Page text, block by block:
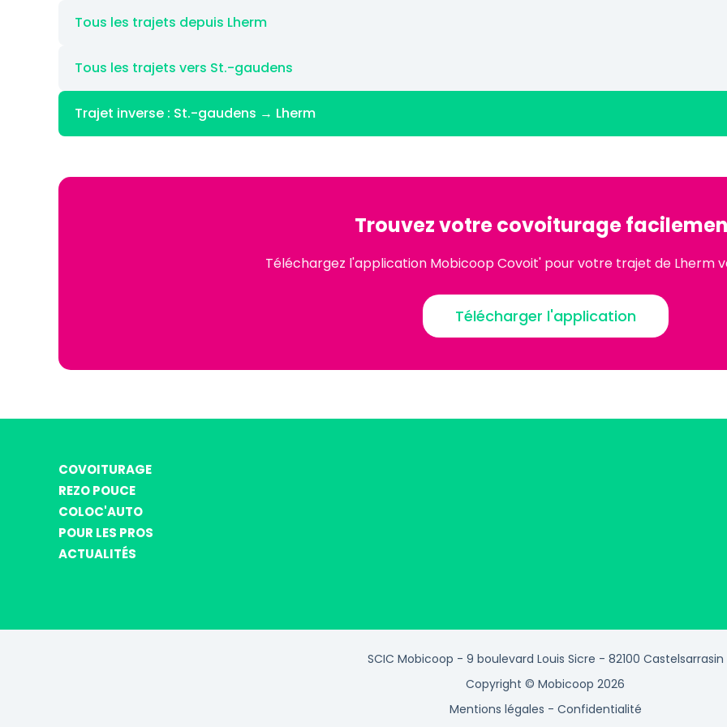
Tous les trajets depuis Lherm
Tous les trajets vers St.-gaudens
Trajet inverse : St.-gaudens → Lherm
Trouvez votre covoiturage
Téléchargez l'application Mobicoop Covoit' pour votre trajet de Lherm
Télécharger l'application
COVOITURAGE
REZO POUCE
COLOC'AUTO
POUR LES PROS
ACTUALITÉS
SCIC Mobicoop - 9 boulevard Louis Sicre - 82100 Castelsarrasin
Copyright © Mobicoop 2026
Mentions légales - Confidentialité